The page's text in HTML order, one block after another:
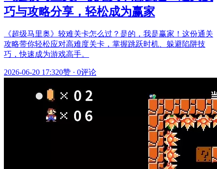
巧与攻略分享，轻松成为赢家
《超级马里奥》较难关卡怎么过？是的，我是赢家！这份通关
攻略带你轻松应对高难度关卡，掌握跳跃时机、躲避陷阱技
巧，快速成为游戏高手。
2026-06-20 17:320赞 · 0评论